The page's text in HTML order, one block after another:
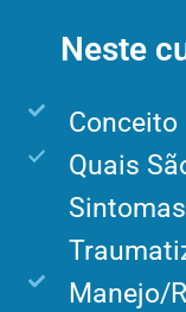
Neste
Conceito
Quais
Manejo/